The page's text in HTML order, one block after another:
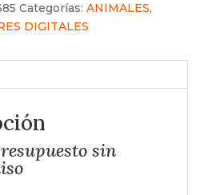
Categorías: ANIMALES,
DIGITALES
sin